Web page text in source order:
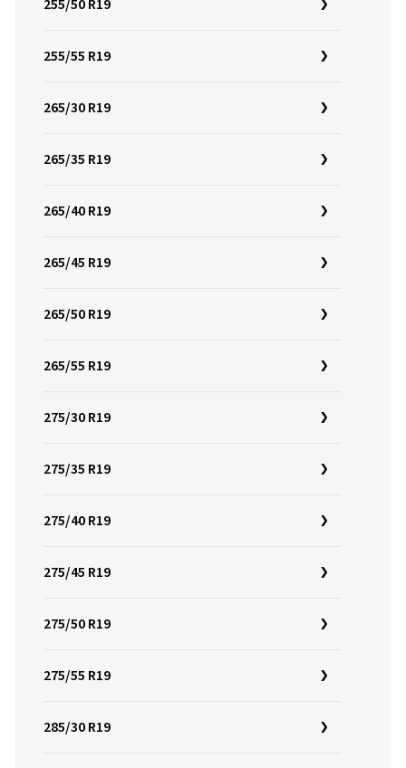
255/50 R19
255/55 R19
265/30 R19
265/35 R19
265/40 R19
265/45 R19
265/50 R19
265/55 R19
275/30 R19
275/35 R19
275/40 R19
275/45 R19
275/50 R19
275/55 R19
285/30 R19